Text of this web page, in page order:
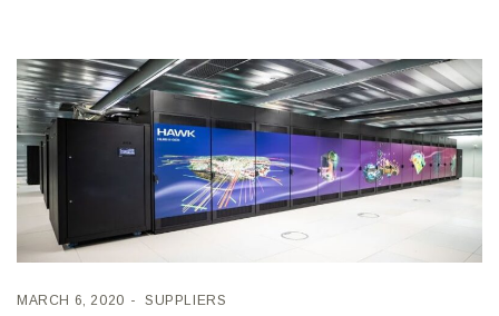
MARCH 6, 2020 SUPPLIERS